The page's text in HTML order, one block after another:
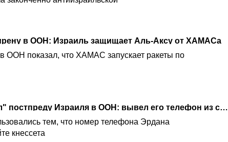
в ООН: Израиль защищает Аль-Аксу от ХАМАСа
ООН показал, что ХАМАС запускает ракеты по
ХАМАС "отомстил" постпреду Израиля в ООН: вывел его телефон из строя
тем, что номер телефона Эрдана
кнессета